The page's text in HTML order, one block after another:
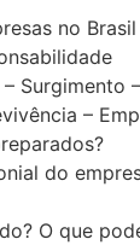
no Brasil
Surgimento
–
do
O que